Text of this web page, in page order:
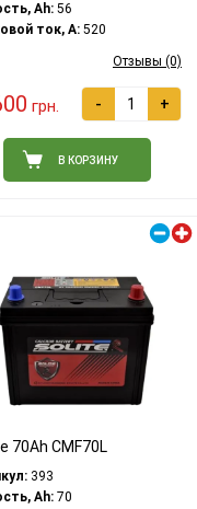
Ah:56
ток, A:520
Отзывы (0)
грн. - +
В КОРЗИНУ
70Ah CMF70L
393
Ah:70